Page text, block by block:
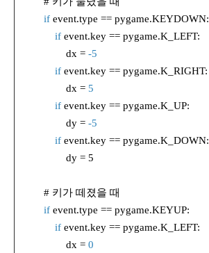
if event.type == pygame.KEYDOWN:
if event.key == pygame.K_LEFT:
dx = -5
if event.key == pygame.K_RIGHT:
dx = 5
if event.key == pygame.K_UP:
dy = -5
if event.key == pygame.K_DOWN:
dy = 5
# 키가 떼졌을 때
if event.type == pygame.KEYUP:
if event.key == pygame.K_LEFT:
dx = 0